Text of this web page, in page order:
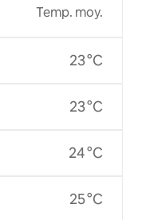
Temp. moy.
23 °C
23 °C
24 °C
25 °C